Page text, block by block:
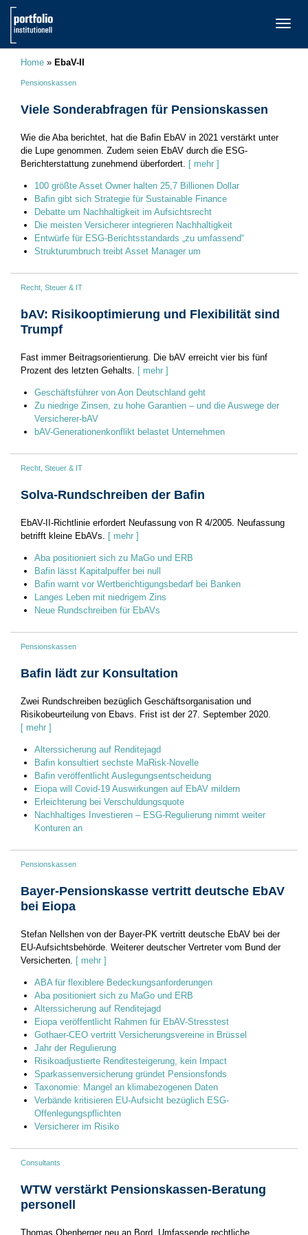
Home » EbaV-II
Pensionskassen
Viele Sonderabfragen für Pensionskassen
Wie die Aba berichtet, hat die Bafin EbAV in 2021 verstärkt unter
die Lupe genommen. Zudem seien EbAV durch die ESG-
Berichterstattung zunehmend überfordert. [ mehr ]
100 größte Asset Owner halten 25,7 Billionen Dollar
Bafin gibt sich Strategie für Sustainable Finance
Debatte um Nachhaltigkeit im Aufsichtsrecht
Die meisten Versicherer integrieren Nachhaltigkeit
Entwürfe für ESG-Berichtsstandards „zu umfassend“
Strukturumbruch treibt Asset Manager um
Recht, Steuer & IT
bAV: Risikooptimierung und Flexibilität sind
Trumpf
Fast immer Beitragsorientierung. Die bAV erreicht vier bis fünf
Prozent des letzten Gehalts. [ mehr ]
Geschäftsführer von Aon Deutschland geht
Zu niedrige Zinsen, zu hohe Garantien – und die Auswege der
Versicherer-bAV
bAV-Generationenkonflikt belastet Unternehmen
Recht, Steuer & IT
Solva-Rundschreiben der Bafin
EbAV-II-Richtlinie erfordert Neufassung von R 4/2005. Neufassung
betrifft kleine EbAVs. [ mehr ]
Aba positioniert sich zu MaGo und ERB
Bafin lässt Kapitalpuffer bei null
Bafin warnt vor Wertberichtigungsbedarf bei Banken
Langes Leben mit niedrigem Zins
Neue Rundschreiben für EbAVs
Pensionskassen
Bafin lädt zur Konsultation
Zwei Rundschreiben bezüglich Geschäftsorganisation und
Risikobeurteilung von Ebavs. Frist ist der 27. September 2020.
[ mehr ]
Alterssicherung auf Renditejagd
Bafin konsultiert sechste MaRisk-Novelle
Bafin veröffentlicht Auslegungsentscheidung
Eiopa will Covid-19 Auswirkungen auf EbAV mildern
Erleichterung bei Verschuldungsquote
Nachhaltiges Investieren – ESG-Regulierung nimmt weiter
Konturen an
Pensionskassen
Bayer-Pensionskasse vertritt deutsche EbAV
bei Eiopa
Stefan Nellshen von der Bayer-PK vertritt deutsche EbAV bei der
EU-Aufsichtsbehörde. Weiterer deutscher Vertreter vom Bund der
Versicherten. [ mehr ]
ABA für flexiblere Bedeckungsanforderungen
Aba positioniert sich zu MaGo und ERB
Alterssicherung auf Renditejagd
Eiopa veröffentlicht Rahmen für EbAV-Stresstest
Gothaer-CEO vertritt Versicherungsvereine in Brüssel
Jahr der Regulierung
Risikoadjustierte Renditesteigerung, kein Impact
Sparkassenversicherung gründet Pensionsfonds
Taxonomie: Mangel an klimabezogenen Daten
Verbände kritisieren EU-Aufsicht bezüglich ESG-
Offenlegungspflichten
Versicherer im Risiko
Consultants
WTW verstärkt Pensionskassen-Beratung
personell
Thomas Obenberger neu an Bord. Umfassende rechtliche